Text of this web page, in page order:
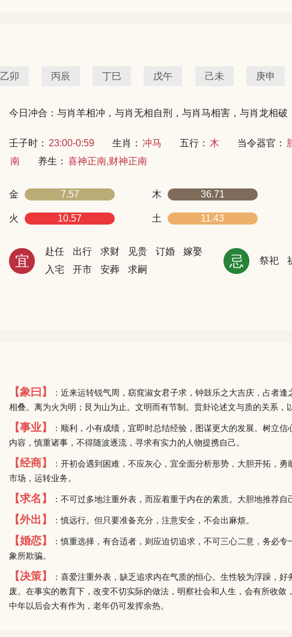
乙卯 丙辰 丁巳 戊午 己未 庚申
今日冲合：与肖羊相冲，与肖无相自刑，与肖马相害，与肖龙相破
壬子时： 23:00-0:59 生肖： 冲马 五行： 木 当令器官：
南
养生： 喜神正南,财神正南
金 7.57 木 36.71
火 10.57 土 11.43
宜
赴任 出行 求财 见贵 订婚
嫁娶
入宅
开市 安葬 求嗣
忌 祭祀
【象曰】
：近来运转锐气周，窈窕淑女君子求，钟鼓乐之大吉庆，占者逢
相叠。离为火为明；艮为山为止。文明而有节制。贲卦论述文与质的关系，
【事业】
：顺利，小有成绩，宜即时总结经验，图谋更大的发展。树立
内容，慎重诸事，不得随波逐流，寻求有实力的人物提携自己。
【经商】
：开初会遇到困难，不应灰心，宜全面分析形势，大胆开拓，
市场，运转业务。
【求名】 ：不可过多地注重外表，而应着重于内在的素质。大胆地推荐自
【外出】 ：慎远行。但只要准备充分，注意安全，不会出麻烦。
【婚恋】
：慎重选择，有合适者，则应迫切追求，不可三心二意，务必
象所欺骗。
【决策】
：喜爱注重外表，缺乏追求内在气质的恒心。生性较为浮躁，
废。在事实的教育下，改变不切实际的做法，明察社会和人生，会有所收敛
中年以后会大有作为，老年仍可发挥余热。